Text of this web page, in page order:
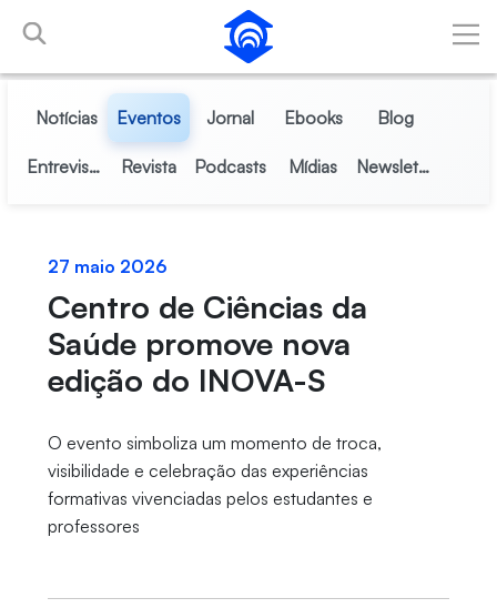
Pular para o Conteúdo principal
Notícias Eventos Jornal Ebooks Blog
Entrevistas Revista Podcasts Mídias Newsletter
27 maio 2026
Centro de Ciências da
Saúde promove nova
edição do INOVA-S
O evento simboliza um momento de troca,
visibilidade e celebração das experiências
formativas vivenciadas pelos estudantes e
professores